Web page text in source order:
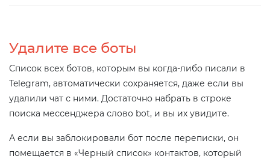
Удалите все боты
Список всех ботов, которым вы когда-либо писали в
Telegram, автоматически сохраняется, даже если вы
удалили чат с ними. Достаточно набрать в строке
поиска мессенджера слово bot, и вы их увидите.
А если вы заблокировали бот после переписки, он
помещается в «Черный список» контактов, который